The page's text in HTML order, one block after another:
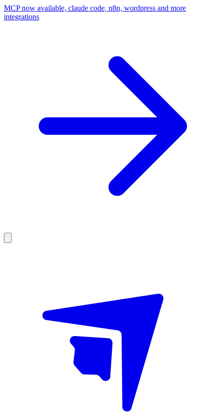
MCP now available, claude code, n8n, wordpress and more
integrations